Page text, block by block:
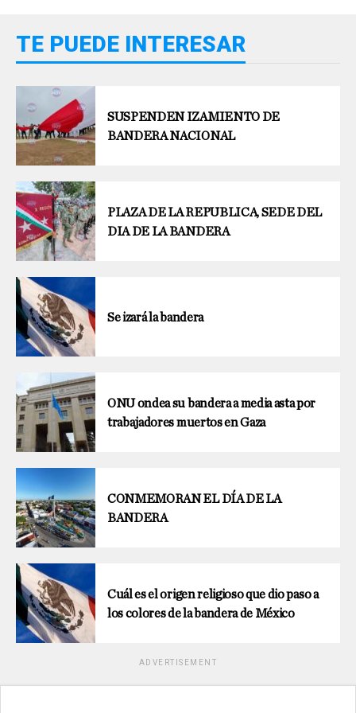
TE PUEDE INTERESAR
SUSPENDEN IZAMIENTO DE
BANDERA NACIONAL
PLAZA DE LA REPUBLICA, SEDE DEL
DIA DE LA BANDERA
Se izará la bandera
ONU ondea su bandera a media asta por
trabajadores muertos en Gaza
CONMEMORAN EL DÍA DE LA
BANDERA
Cuál es el origen religioso que dio paso a
los colores de la bandera de México
ADVERTISEMENT